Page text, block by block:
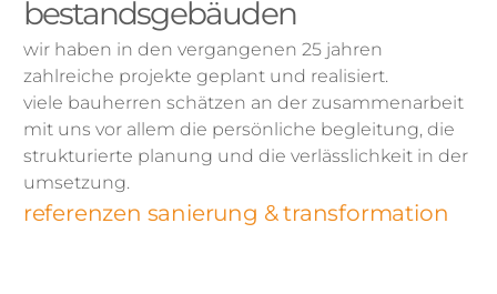
bestandsgebäuden
wir haben in den vergangenen 25 jahren
zahlreiche projekte geplant und realisiert.
viele bauherren schätzen an der zusammenarbeit
mit uns vor allem die persönliche begleitung, die
strukturierte planung und die verlässlichkeit in der
umsetzung.
referenzen sanierung & transformation